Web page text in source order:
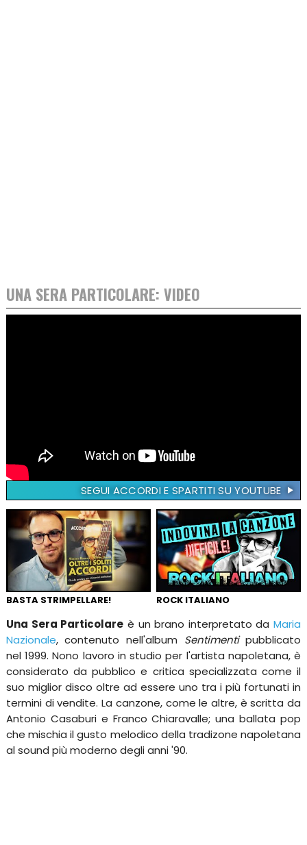
UNA SERA PARTICOLARE: VIDEO
SEGUI ACCORDI E SPARTITI SU YOUTUBE
BASTA STRIMPELLARE! ROCK ITALIANO
Una Sera Particolare è un brano interpretato daMaria
Nazionale, contenuto nell'album Sentimentipubblicato
nel 1999. Nono lavoro in studio per l'artista napoletana, è
considerato da pubblico e critica specializzata come il
suo miglior disco oltre ad essere uno tra i più fortunati in
termini di vendite. La canzone, come le altre, è scritta da
Antonio Casaburi e Franco Chiaravalle; una ballata pop
che mischia il gusto melodico della tradizone napoletana
al sound più moderno degli anni '90.